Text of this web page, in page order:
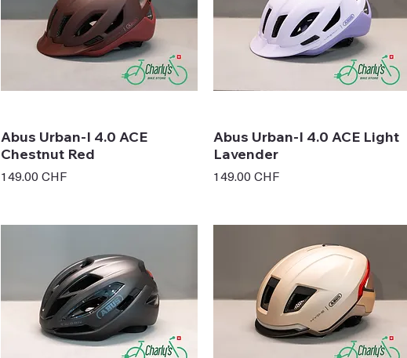
Abus Urban-I 4.0 ACE
Chestnut Red
Prix
149.00 CHF
Abus Urban-I 4.0 ACE Light
Lavender
Prix
149.00 CHF